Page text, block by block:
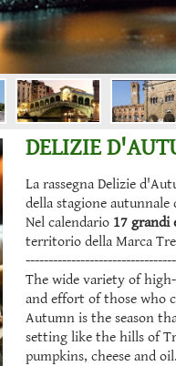
DELIZIE
La rassegna Delizie
della stagione
Nel calendario 17 grandi
territorio della Marca
The wide variety of
and effort of those who
Autumn is the season
setting like the hills of
pumpkins, cheese and oil.